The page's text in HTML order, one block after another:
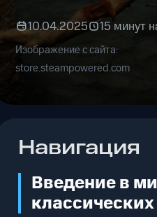
10.04.2025 15 минут
Изображение с сайта:
store.steampowered.com
Навигация
Введение в
классических